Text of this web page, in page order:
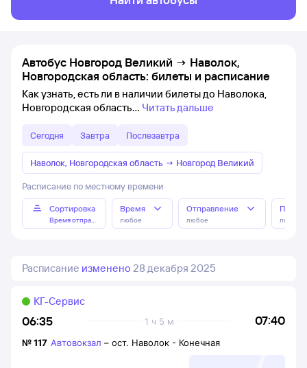
Автобус Новгород Великий → Наволок,
Новгородская область: билеты и расписание
Как узнать, есть ли в наличии билеты до Наволока,
Новгородская область
Читать дальше
Сегодня Завтра Послезавтра
Наволок, Новгородская область → Новгород Великий
Расписание по местному времени
Сортировка
Время отправления
Время
любое
Отправление
любое любое
Расписание изменено 28 декабря 2025
06:35 07:40
1 ч 5 м
КГ-Сервис
№117 Автовокзал – ост. Наволок - Конечная